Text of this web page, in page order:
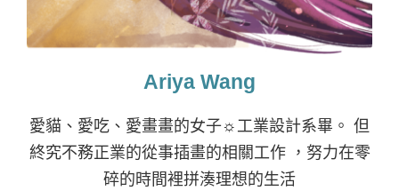
Ariya Wang
愛貓、愛吃、愛畫畫的女子☼工業設計系畢。 但
終究不務正業的從事插畫的相關工作 ，努力在零
碎的時間裡拼湊理想的生活